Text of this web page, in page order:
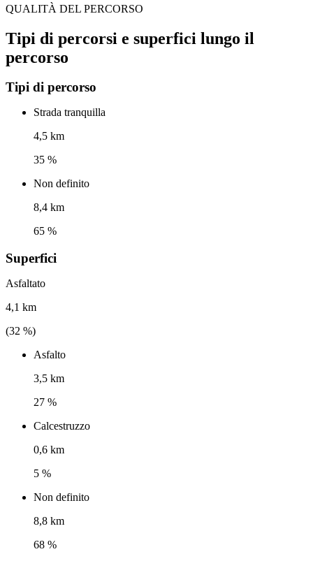
QUALITÀ DEL PERCORSO
Tipi di percorsi e superfici lungo il
percorso
Tipi di percorso
Strada tranquilla
4,5 km
35 %
Non definito
8,4 km
65 %
Superfici
Asfaltato
4,1 km
(32 %)
Asfalto
3,5 km
27 %
Calcestruzzo
0,6 km
5 %
Non definito
8,8 km
68 %